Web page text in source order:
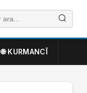
🌐 KURMANCÎ